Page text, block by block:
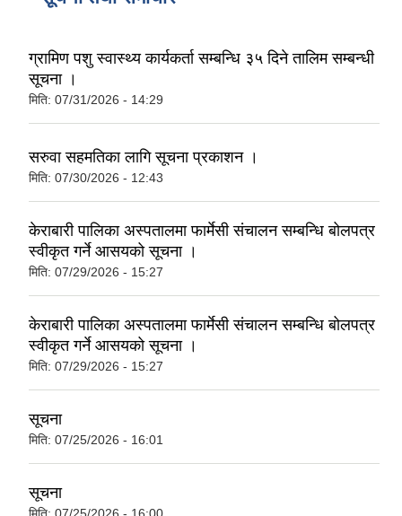
ग्रामिण पशु स्वास्थ्य कार्यकर्ता सम्बन्धि ३५ दिने तालिम सम्बन्धी
सूचना ।
मिति: 07/31/2026 - 14:29
सरुवा सहमतिका लागि सूचना प्रकाशन ।
मिति: 07/30/2026 - 12:43
केराबारी पालिका अस्पतालमा फार्मेसी संचालन सम्बन्धि बोलपत्र
स्वीकृत गर्ने आसयको सूचना ।
मिति: 07/29/2026 - 15:27
केराबारी पालिका अस्पतालमा फार्मेसी संचालन सम्बन्धि बोलपत्र
स्वीकृत गर्ने आसयको सूचना ।
मिति: 07/29/2026 - 15:27
सूचना
मिति: 07/25/2026 - 16:01
सूचना